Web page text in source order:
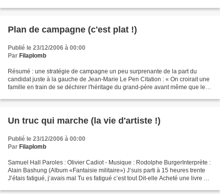
Plan de campagne (c'est plat !)
Publié le 23/12/2006 à 00:00
Par Filaplomb
Résumé : une stratégie de campagne un peu surprenante de la part du
candidat juste à la gauche de Jean-Marie Le Pen Citation : « On croirait une
famille en train de se déchirer l'héritage du grand-père avant même que le
Un truc qui marche (la vie d'artiste !)
Publié le 23/12/2006 à 00:00
Par Filaplomb
Samuel Hall Paroles : Olivier Cadiot - Musique : Rodolphe BurgerInterprète :
Alain Bashung (Album «Fantaisie militaire») J’suis parti à 15 heures trente
J’étais fatigué, j’avais mal Tu es fatigué c’est tout Dit-elle Acheté une livre et